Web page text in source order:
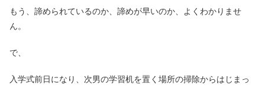
もう、諦められているのか、諦めが早いのか、よくわかりませ
ん。
で、
入学式前日になり、次男の学習机を置く場所の掃除からはじまっ